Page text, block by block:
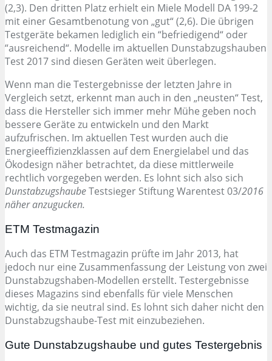
(2,3). Den dritten Platz erhielt ein Miele Modell DA 199-2
mit einer Gesamtbenotung von „gut“ (2,6). Die übrigen
Testgeräte bekamen lediglich ein “befriedigend“ oder
“ausreichend“. Modelle im aktuellen Dunstabzugshauben
Test 2017 sind diesen Geräten weit überlegen.
Wenn man die Testergebnisse der letzten Jahre in
Vergleich setzt, erkennt man auch in den „neusten“ Test,
dass die Hersteller sich immer mehr Mühe geben noch
bessere Geräte zu entwickeln und den Markt
aufzufrischen. Im aktuellen Test wurden auch die
Energieeffizienzklassen auf dem Energielabel und das
Ökodesign näher betrachtet, da diese mittlerweile
rechtlich vorgegeben werden. Es lohnt sich also sich
DunstabzugshaubeTestsieger Stiftung Warentest 03/2016
näher anzugucken.
ETM Testmagazin
Auch das ETM Testmagazin prüfte im Jahr 2013, hat
jedoch nur eine Zusammenfassung der Leistung von zwei
Dunstabzugshaben-Modellen erstellt. Testergebnisse
dieses Magazins sind ebenfalls für viele Menschen
wichtig, da sie neutral sind. Es lohnt sich daher nicht den
Dunstabzugshaube-Test mit einzubeziehen.
Gute Dunstabzugshaube und gutes Testergebnis